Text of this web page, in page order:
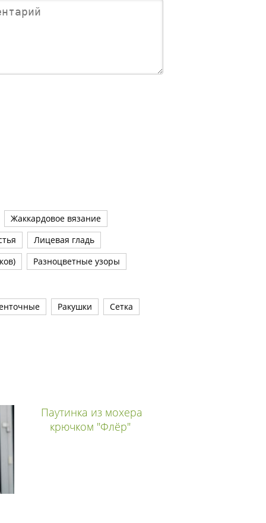
Жаккардовое вязание
Лицевая гладь
Разноцветные узоры
Ракушки
Сетка
Паутинка из мохера
крючком "Флёр"